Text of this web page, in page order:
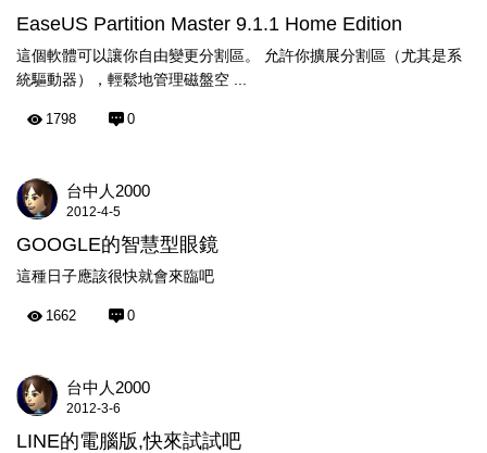
EaseUS Partition Master 9.1.1 Home Edition
這個軟體可以讓你自由變更分割區。 允許你擴展分割區（尤其是系
統驅動器），輕鬆地管理磁盤空 ...
1798 0
台中人2000
2012-4-5
GOOGLE的智慧型眼鏡
這種日子應該很快就會來臨吧
1662 0
台中人2000
2012-3-6
LINE的電腦版,快來試試吧